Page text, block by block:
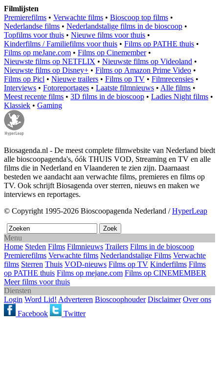
Filmlijsten
Premierefilms • Verwachte films • Bioscoop top films •
Nederlandse films • Nederlandstalige films in de bioscoop •
Topfilms voor thuis • Nieuwe films voor thuis •
Kinderfilms / Familiefilms voor thuis • Films op PATHE thuis •
Films op meJane.com • Films op Cinemember•
Nieuwste films op NETFLIX • Nieuwste films op Videoland •
Nieuwste films op Disney+ • Films op Amazon Prime Video •
Films op Picl • Nieuwe trailers • Films op TV • Filmrecensies •
Interviews • Fotoreportages • Laatste filmnieuws • Alle films •
Meest recente films • 3D films in de bioscoop • Ladies Night films •
Klassiek • Gaming
Biosagenda.nl - De meest complete filmwebsite van Nederland biedt
alle bioscoopagenda's, óók THUIS VOD, Streaming en TV en alle
films die in Nederland en Vlaanderen te zien zijn. Daarnaast
besteden we aandacht aan verwachte films, premieres en films op
TV. Ook schrijft Biosagenda over sterren, nieuws en maken we
interviews en reportages.
© Copyright 1995-2026 Bioscoopagenda Nederland /HyperLeap
Menu
Home Steden Films Filmnieuws Trailers Films in de bioscoop
Premierefilms Verwachte films Nederlandstalige Films Verwachte
films Sterren Thuis VOD-nieuws Films op TV Kinderfilms Films
op PATHE thuis Films op mejane.com Films op CINEMEMBER
Meer films voor thuis
Diensten
Login Word Lid! Adverteren Bioscoophouder Disclaimer Over ons
Facebook
Twitter